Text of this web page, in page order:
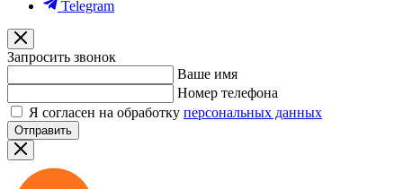
Telegram
Запросить звонок
Ваше имя
Номер телефона
Я согласен на обработку персональных данных
Отправить